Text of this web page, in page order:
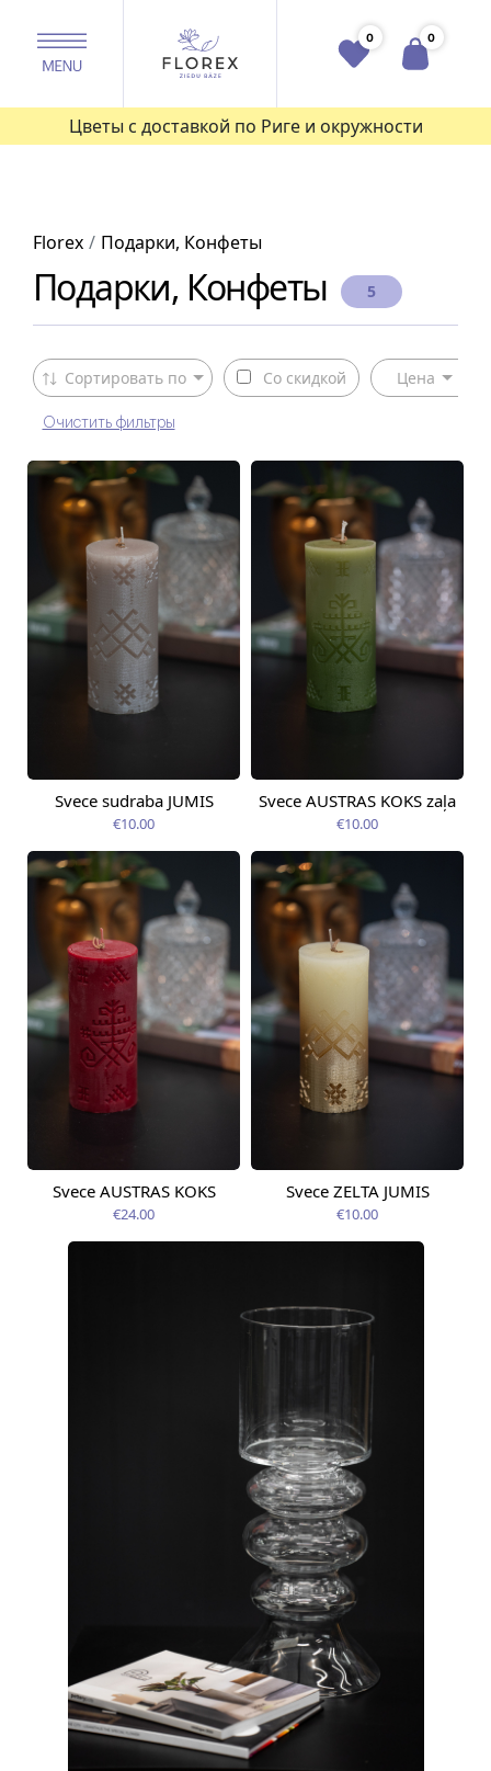
0 0
Цветы с доставкой по Риге и окружности
Florex Подарки, Конфеты
Подарки, Конфеты 5
Сортировать по Со скидкой Цена
Очистить фильтры
Доступно сегодня
Svece sudraba JUMIS
€10.00
Доступно сегодня
Svece AUSTRAS KOKS zaļa
€10.00
Доступно сегодня
Svece AUSTRAS KOKS
€24.00
Доступно сегодня
Svece ZELTA JUMIS
€10.00